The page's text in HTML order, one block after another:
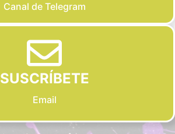
Canal de Telegram
SUSCRÍBETE
Email